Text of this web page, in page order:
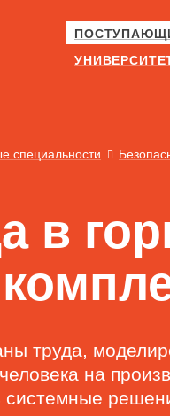
специальности
в
труда,
на